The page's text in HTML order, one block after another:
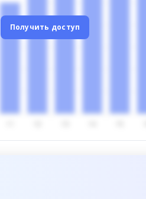
Получить доступ